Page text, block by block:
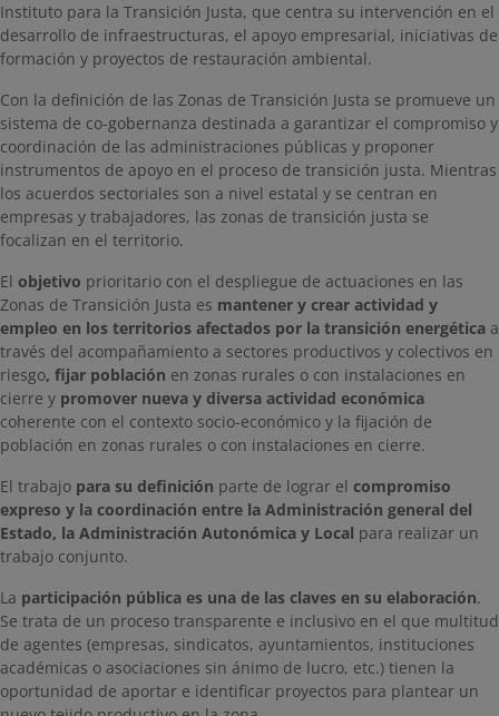
Instituto para la Transición Justa, que centra su intervención en el
desarrollo de infraestructuras, el apoyo empresarial, iniciativas de
formación y proyectos de restauración ambiental.
Con la definición de las Zonas de Transición Justa se promueve un
sistema de co-gobernanza destinada a garantizar el compromiso y
coordinación de las administraciones públicas y proponer
instrumentos de apoyo en el proceso de transición justa. Mientras
los acuerdos sectoriales son a nivel estatal y se centran en
empresas y trabajadores, las zonas de transición justa se
focalizan en el territorio.
​​El objetivo prioritario con el despliegue de actuaciones en las
Zonas de Transición Justa es mantener y crear actividad y
empleo en los territorios afectados por la transición energética a
través del acompañamiento a sectores productivos y colectivos en
riesgo, fijar población en zonas rurales o con instalaciones en
cierre y promover nueva y diversa actividad económica
coherente con el contexto socio-económico y la fijación de
población en zonas rurales o con instalaciones en cierre.
El trabajo para su definición parte de lograr el compromiso
expreso y la coordinación entre la Administración general del
Estado, la Administración Autonómica y Local para realizar un
trabajo conjunto.
La participación pública es una de las claves en su elaboración.
Se trata de un proceso transparente e inclusivo en el que multitud
de agentes (empresas, sindicatos, ayuntamientos, instituciones
académicas o asociaciones sin ánimo de lucro, etc.) tienen la
oportunidad de aportar e identificar proyectos para plantear un